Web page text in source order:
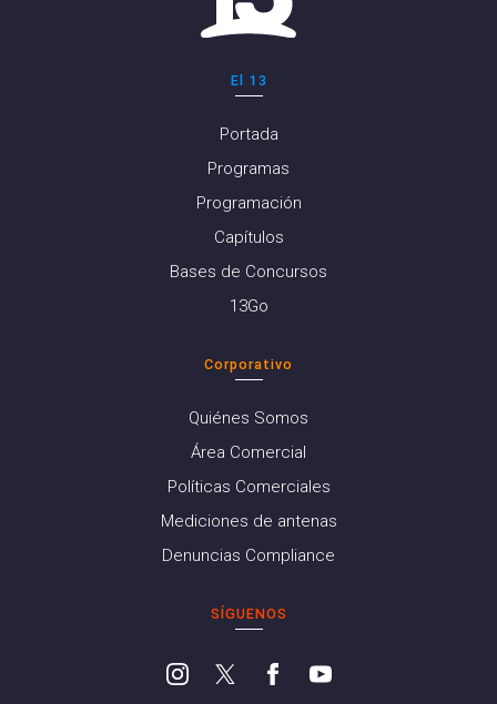
El 13
Portada
Programas
Programación
Capítulos
Bases de Concursos
13Go
Corporativo
Quiénes Somos
Área Comercial
Políticas Comerciales
Mediciones de antenas
Denuncias Compliance
SÍGUENOS